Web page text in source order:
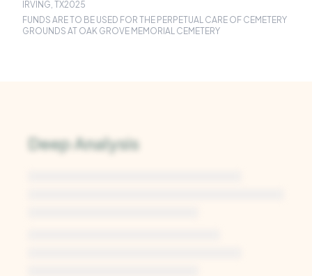
IRVING, TX2025
FUNDS ARE TO BE USED FOR THE PERPETUAL CARE OF CEMETERY
GROUNDS AT OAK GROVE MEMORIAL CEMETERY
Deep Analysis